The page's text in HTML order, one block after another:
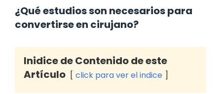
¿Qué estudios son necesarios para
convertirse en cirujano?
Inidice de Contenido de este
Artículo
click para ver el indice